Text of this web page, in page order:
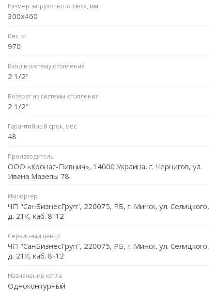
Размер загрузочного люка, мм
300x460
Вес, кг
970
Вход в систему отопления
2 1/2"
Возврат из системы отопления
2 1/2"
Гарантийный срок, мес
48
Производитель
ООО «Кронас-Пивнич», 14000 Украина, г. Чернигов, ул.
Ивана Мазепы 78
Импортёр
ЧП "СанБизнесГруп", 220075, РБ, г. Минск, ул. Селицкого,
д. 21К, каб. 8-12
Сервисный центр
ЧП "СанБизнесГруп", 220075, РБ, г. Минск, ул. Селицкого,
д. 21К, каб. 8-12
Назначение котла
Одноконтурный